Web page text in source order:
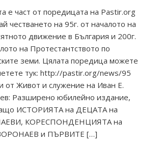
е част от поредицата на Pastir.org
честването на 95г. от началото на
движение в България и 200г.
на Протестантството по
земи. Цялата поредица можете
тук: http://pastir.org/news/95
от Живот и служение на Иван Е.
Разширено юбилейно издание,
ИСТОРИЯТА на ДЕЦАТА на
КОРЕСПОНДЕНЦИЯТА на
и ПЪРВИТЕ […]